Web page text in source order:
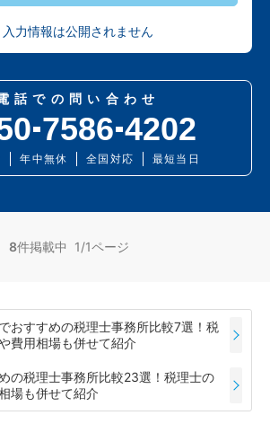
入力情報は公開されません
話での問い合わせ
7586 4202
年中無休 全国対応 最短当日
8件掲載中 1/1ページ
おすすめの税理士事務所比較7選！税
費用相場も併せて紹介
の税理士事務所比較23選！税理士の
場も併せて紹介